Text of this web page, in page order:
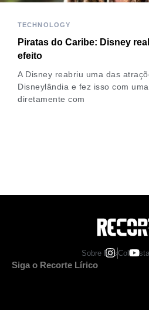
TECHNOLOGY
Piratas do Caribe: Disney
efeito
A Disney reabriu uma das
Disneylândia e fez isso com
diretamente com
Sobre Nos
Siga o Recorte Lírico